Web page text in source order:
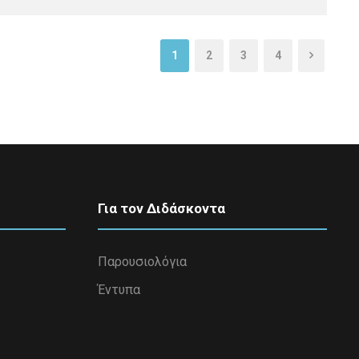
1 2 3 4
Για τον Διδάσκοντα
Παρουσιολόγια
Έντυπα